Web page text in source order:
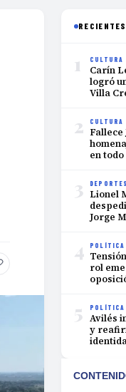
RECIENTES
1 CULTURA
Carín
logró
Villa
2 CULTURA
Fallece
en
3 DEPORTES
Lionel
Jorge
4 POLÍTICA
rol
5 POLÍTICA
Avilés
y